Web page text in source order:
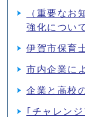
（重要なお
強化につい
伊賀市保育
市内企業に
企業と高校
｢チャレン